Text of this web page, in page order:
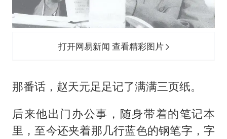
打开网易新闻 查看精彩图片
那番话，赵天元足足记了满满三页纸。
后来他出门办公事，随身带着的笔记本
里，至今还夹着那几行蓝色的钢笔字，字